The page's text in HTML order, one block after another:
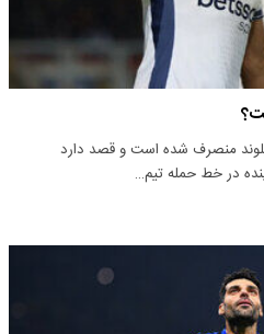
منصرف شده است و قصد دارد
در خط حمله تیم…